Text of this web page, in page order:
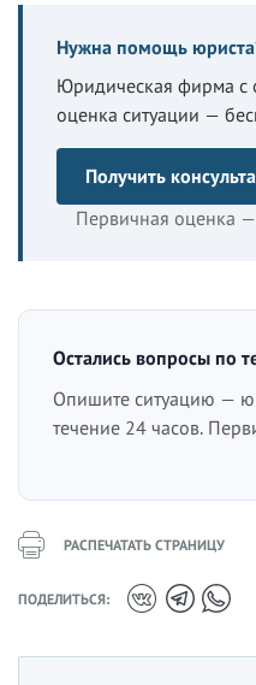
Нужна помощь
Юридическая фирма с
оценка ситуации —
Получить
Первичная оценка
Остались вопросы по
Опишите ситуацию —
течение 24 часов.
РАСПЕЧАТАТЬ СТРАНИЦУ
ПОДЕЛИТЬСЯ: